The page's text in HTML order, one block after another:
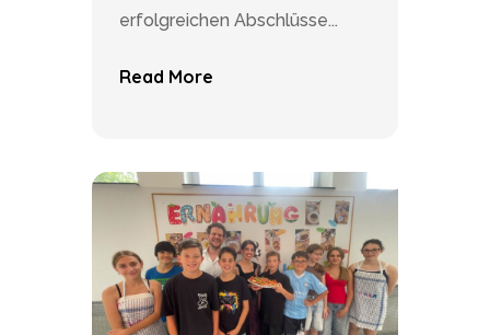
erfolgreichen Abschlüsse...
Read More